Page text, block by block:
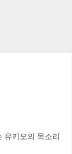
유키오의 목소리